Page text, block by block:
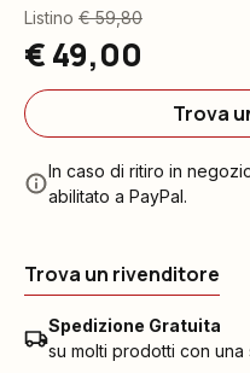
Listino € 59,80
€ 49,00
Trova
In caso di ritiro in
abilitato a PayPal.
Trova un rivenditore
Spedizione Gratuita
su molti prodotti con